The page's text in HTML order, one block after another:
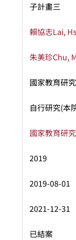
子計畫三
賴協志Lai,
朱美珍Chu,
國家教育研
自行研究(本
國家教育研
2019
2019-08-01
2021-12-31
已結案